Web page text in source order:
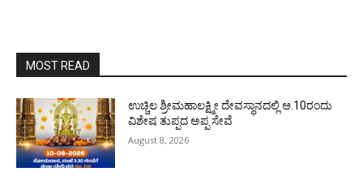
MOST READ
ಉಚ್ಚಿಲ ಶ್ರೀಮಹಾಲಕ್ಷ್ಮೀ ದೇವಸ್ಥಾನದಲ್ಲಿ ಆ.10ರಂದು
ವಿಶೇಷ ತುಪ್ಪದ ಅಪ್ಪ ಸೇವೆ
August 8, 2026